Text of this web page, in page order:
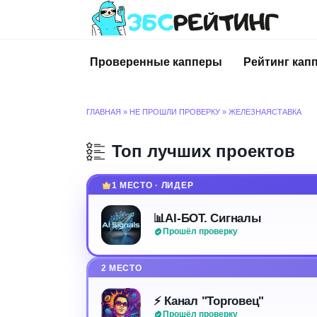
Проверенные капперы
Рейтинг
ГЛАВНАЯ » НЕ ПРОШЛИ ПРОВЕРКУ » ЖЕЛЕЗНАЯСТАВКА
Топ лучших проектов
1 МЕСТО · ЛИДЕР
📊AI-БОТ. Сигналы
Прошёл проверку
2 МЕСТО
⚡️ Канал "Торговец"
Прошёл проверку